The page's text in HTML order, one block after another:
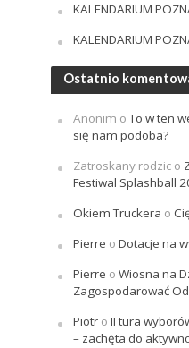
KALENDARIUM
KALENDARIUM
Ostatnio
Anonim oTo w ten
się nam podoba?
Zatroskany rodzico
Festiwal Splashball
Okiem Truckera o
Pierre o Dotacje na
Pierre o Wiosna na
Zagospodarować
Piotro II tura
– zachęta do